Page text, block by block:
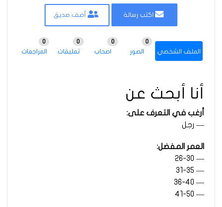
اكتب رسالة أضف صديق
الملف الشخصي الصور
0
اصحاب
0
تعليقات
0
المراجعات
0
أنا أبحث عن
أرغب في التعرف على:
— رجل
العمر المفضل:
— 26-30
— 31-35
— 36-40
— 41-50